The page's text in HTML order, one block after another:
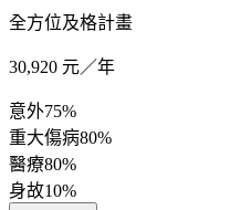
全方位及格計畫
30,920 元／年
意外75%
重大傷病80%
醫療80%
身故10%